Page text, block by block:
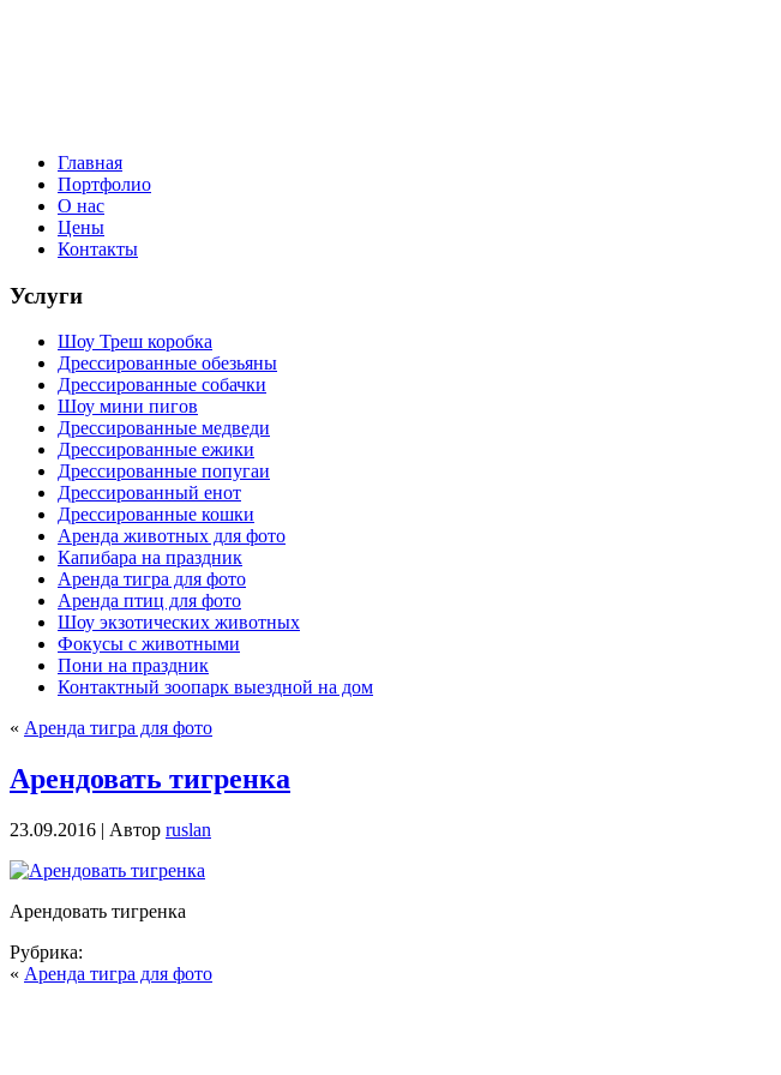
Главная
Портфолио
О нас
Цены
Контакты
Услуги
Шоу Треш коробка
Дрессированные обезьяны
Дрессированные собачки
Шоу мини пигов
Дрессированные медведи
Дрессированные ежики
Дрессированные попугаи
Дрессированный енот
Дрессированные кошки
Аренда животных для фото
Капибара на праздник
Аренда тигра для фото
Аренда птиц для фото
Шоу экзотических животных
Фокусы с животными
Пони на праздник
Контактный зоопарк выездной на дом
« Аренда тигра для фото
Арендовать тигренка
23.09.2016 | Автор ruslan
Арендовать тигренка
Рубрика:
« Аренда тигра для фото